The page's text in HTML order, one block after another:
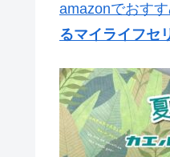
amazonでおす
るマイライフセ